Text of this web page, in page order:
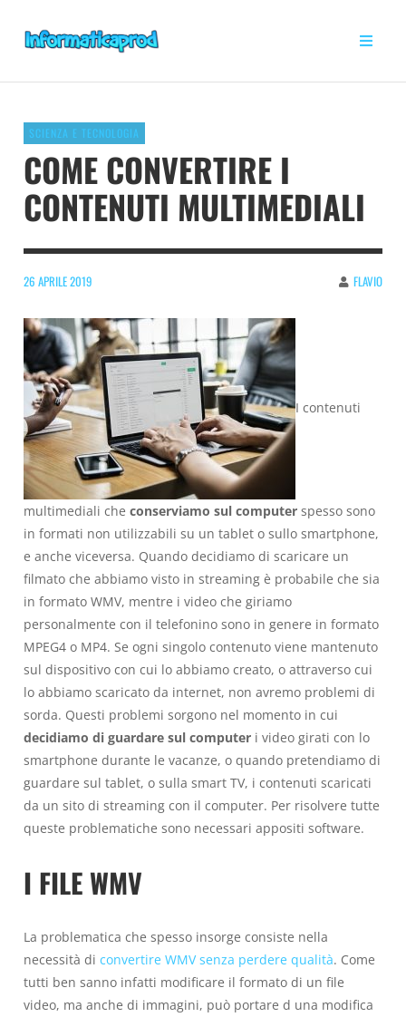
SCIENZA E TECNOLOGIA
COME CONVERTIRE I
CONTENUTI MULTIMEDIALI
26 APRILE 2019 FLAVIO
I contenuti
multimediali che conserviamo sul computer spesso sono
in formati non utilizzabili su un tablet o sullo smartphone,
e anche viceversa. Quando decidiamo di scaricare un
filmato che abbiamo visto in streaming è probabile che sia
in formato WMV, mentre i video che giriamo
personalmente con il telefonino sono in genere in formato
MPEG4 o MP4. Se ogni singolo contenuto viene mantenuto
sul dispositivo con cui lo abbiamo creato, o attraverso cui
lo abbiamo scaricato da internet, non avremo problemi di
sorda. Questi problemi sorgono nel momento in cui
decidiamo di guardare sul computer i video girati con lo
smartphone durante le vacanze, o quando pretendiamo di
guardare sul tablet, o sulla smart TV, i contenuti scaricati
da un sito di streaming con il computer. Per risolvere tutte
queste problematiche sono necessari appositi software.
I FILE WMV
La problematica che spesso insorge consiste nella
necessità di convertire WMV senza perdere qualità. Come
tutti ben sanno infatti modificare il formato di un file
video, ma anche di immagini, può portare d una modifica